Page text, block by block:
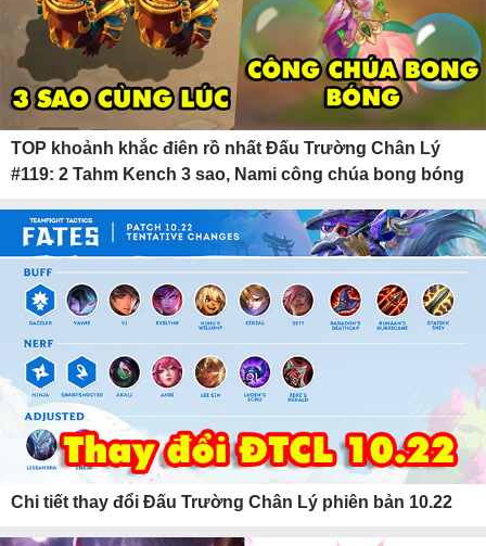
TOP khoảnh khắc điên rồ nhất Đấu Trường Chân Lý
#119: 2 Tahm Kench 3 sao, Nami công chúa bong bóng
Chi tiết thay đổi Đấu Trường Chân Lý phiên bản 10.22